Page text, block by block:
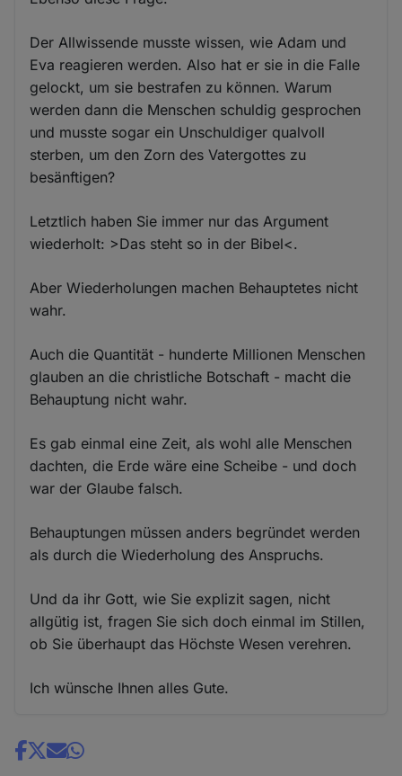
Der Allwissende musste wissen, wie Adam und
Eva reagieren werden. Also hat er sie in die Falle
gelockt, um sie bestrafen zu können. Warum
werden dann die Menschen schuldig gesprochen
und musste sogar ein Unschuldiger qualvoll
sterben, um den Zorn des Vatergottes zu
besänftigen?
Letztlich haben Sie immer nur das Argument
wiederholt: >Das steht so in der Bibel<.
Aber Wiederholungen machen Behauptetes nicht
wahr.
Auch die Quantität - hunderte Millionen Menschen
glauben an die christliche Botschaft - macht die
Behauptung nicht wahr.
Es gab einmal eine Zeit, als wohl alle Menschen
dachten, die Erde wäre eine Scheibe - und doch
war der Glaube falsch.
Behauptungen müssen anders begründet werden
als durch die Wiederholung des Anspruchs.
Und da ihr Gott, wie Sie explizit sagen, nicht
allgütig ist, fragen Sie sich doch einmal im Stillen,
ob Sie überhaupt das Höchste Wesen verehren.
Ich wünsche Ihnen alles Gute.
Share